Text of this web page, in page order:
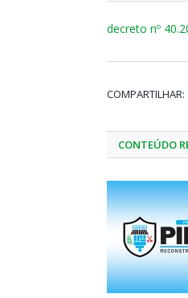
decreto nº
COMPARTILHAR:
CONTEÚDO